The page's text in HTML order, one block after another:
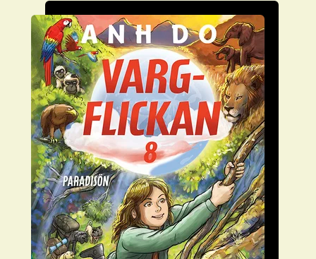
Om Stora bokvalet
Olivia tipsar
Vinnare
FAQ
För bibliotek